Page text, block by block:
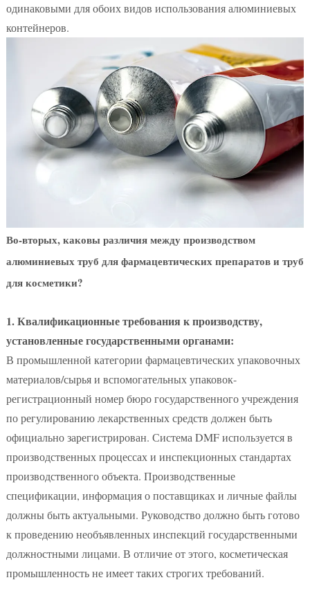
одинаковыми для обоих видов использования алюминиевых
контейнеров.
Во-вторых, каковы различия между производством
алюминиевых труб для фармацевтических препаратов и труб
для косметики?
1. Квалификационные требования к производству,
установленные государственными органами:
В промышленной категории фармацевтических упаковочных
материалов/сырья и вспомогательных упаковок-
регистрационный номер бюро государственного учреждения
по регулированию лекарственных средств должен быть
официально зарегистрирован. Система DMF используется в
производственных процессах и инспекционных стандартах
производственного объекта. Производственные
спецификации, информация о поставщиках и личные файлы
должны быть актуальными. Руководство должно быть готово
к проведению необъявленных инспекций государственными
должностными лицами. В отличие от этого, косметическая
промышленность не имеет таких строгих требований.